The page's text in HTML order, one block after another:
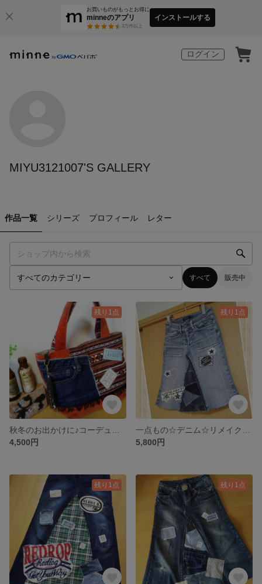
お買いものがもっとお得に
minneのアプリ
3万件以上
インストールする
ログイン
MIYU3121007'S GALLERY
作品一覧 シリーズ プロフィール レター
すべて 販売中
残り1点
4,500円
残り1点
5,800円
残り1点 残り1点